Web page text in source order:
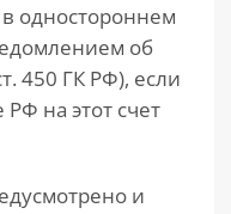
одностороннем
об
450 ГК РФ), если
РФ на этот счет
и